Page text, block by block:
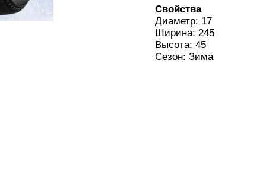
Свойства
Диаметр: 17
Ширина: 245
Высота: 45
Сезон: Зима